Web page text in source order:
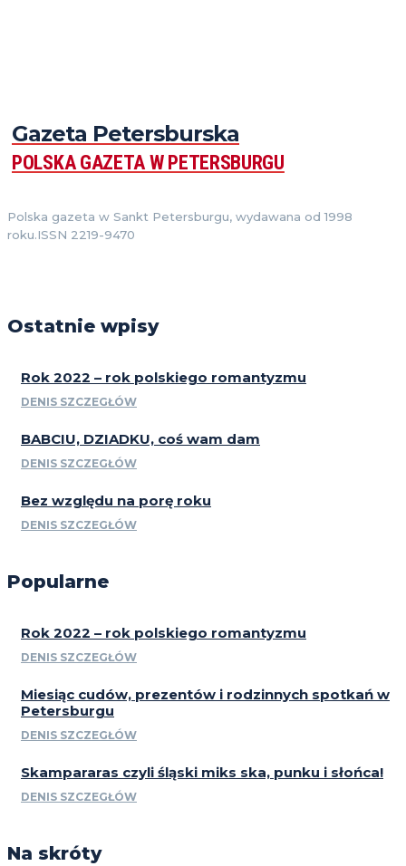
Gazeta Petersburska
POLSKA GAZETA W PETERSBURGU
Polska gazeta w Sankt Petersburgu, wydawana od 1998
roku.ISSN 2219-9470
Ostatnie wpisy
Rok 2022 – rok polskiego romantyzmu
DENIS SZCZEGŁÓW
BABCIU, DZIADKU, coś wam dam
DENIS SZCZEGŁÓW
Bez względu na porę roku
DENIS SZCZEGŁÓW
Popularne
Rok 2022 – rok polskiego romantyzmu
DENIS SZCZEGŁÓW
Miesiąc cudów, prezentów i rodzinnych spotkań w
Petersburgu
DENIS SZCZEGŁÓW
Skampararas czyli śląski miks ska, punku i słońca!
DENIS SZCZEGŁÓW
Na skróty